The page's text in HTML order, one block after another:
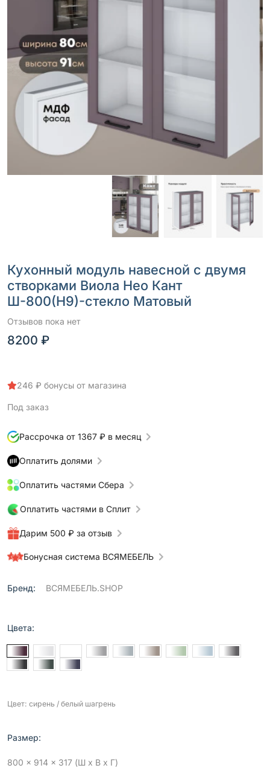
Кухонный модуль навесной с двумя
створками Виола Нео Кант
Ш-800(Н9)-стекло Матовый
Отзывов пока нет
8200 ₽
246 ₽ бонусы от магазина
Под заказ
Рассрочка от 1367 ₽ в месяц
Оплатить долями
Оплатить частями Сбера
Оплатить частями в Сплит
Дарим 500 ₽ за отзыв
Бонусная система ВСЯМЕБЕЛЬ
Бренд: ВСЯМЕБЕЛЬ.SHOP
Цвета:
Цвет: сирень / белый шагрень
Размер:
800 x 914 x 317 (Ш x В x Г)